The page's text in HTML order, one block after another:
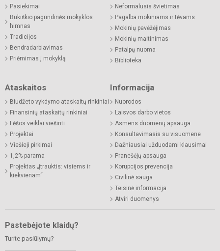
Pasiekimai
Bukiškio pagrindinės mokyklos
himnas
Tradicijos
Bendradarbiavimas
Priėmimas į mokyklą
Neformalusis švietimas
Pagalba mokiniams ir tėvams
Mokinių pavėžėjimas
Mokinių maitinimas
Patalpų nuoma
Biblioteka
Ataskaitos
Biudžeto vykdymo ataskaitų rinkiniai
Finansinių ataskaitų rinkiniai
Lėšos veiklai viešinti
Projektai
Viešieji pirkimai
1,2% parama
Projektas „Įtrauktis: visiems ir
kiekvienam“
Informacija
Nuorodos
Laisvos darbo vietos
Asmens duomenų apsauga
Konsultavimasis su visuomene
Dažniausiai užduodami klausimai
Pranešėjų apsauga
Korupcijos prevencija
Civilinė sauga
Teisinė informacija
Atviri duomenys
Pastebėjote klaidų?
Turite pasiūlymų?